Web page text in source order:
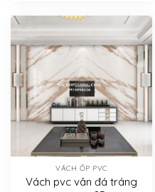
VÁCH ỐP PVC
Vách pvc vân đá tráng